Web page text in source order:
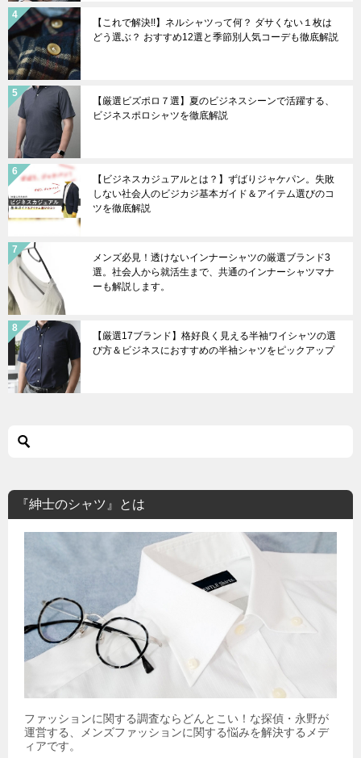
【これで解決!!】ネルシャツって何？ ダサくない１枚は
どう選ぶ？ おすすめ12選と季節別人気コーデも徹底解説
【厳選ビズポロ７選】夏のビジネスシーンで活躍する、
ビジネスポロシャツを徹底解説
【ビジネスカジュアルとは？】ずばりジャケパン。失敗
しない社会人のビジカジ基本ガイド＆アイテム選びのコ
ツを徹底解説
メンズ必見！透けないインナーシャツの厳選ブランド3
選。社会人から就活生まで、共通のインナーシャツマナ
ーも解説します。
【厳選17ブランド】格好良く見える半袖ワイシャツの選
び方＆ビジネスにおすすめの半袖シャツをピックアップ
『紳士のシャツ』とは
ファッションに関する調査ならどんとこい！な探偵・永野が
運営する、メンズファッションに関する悩みを解決するメデ
ィアです。